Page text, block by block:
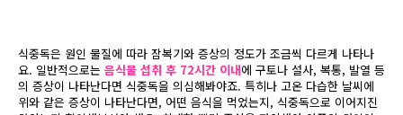
식중독은 원인 물질에 따라 잠복기와 증상의 정도가 조금씩 다르게 나타나
요. 일반적으로는 음식물 섭취 후 72시간 이내에 구토나 설사, 복통, 발열 등
의 증상이 나타난다면 식중독을 의심해봐야죠. 특히나 고온 다습한 날씨에
위와 같은 증상이 나타난다면, 어떤 음식을 먹었는지, 식중독으로 이어지진